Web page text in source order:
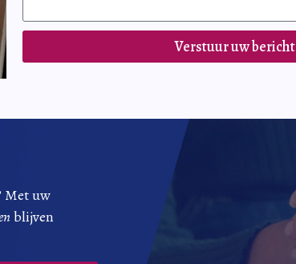
Verstuur uw bericht
Met uw
blijven